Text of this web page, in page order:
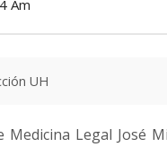
Am
UH
Medicina Legal José